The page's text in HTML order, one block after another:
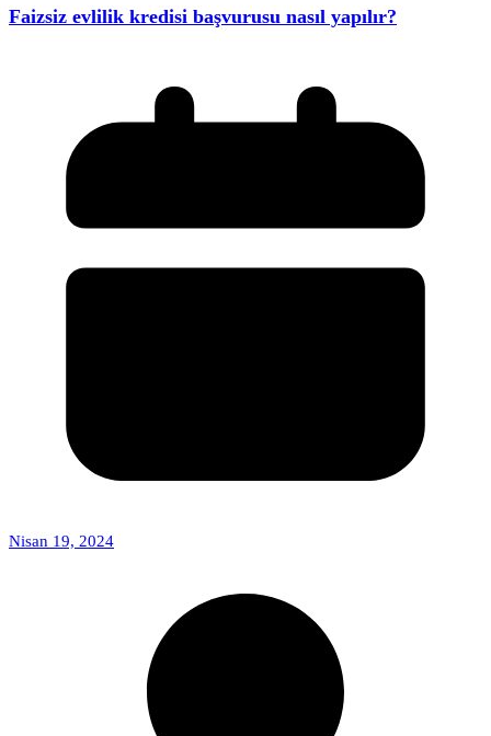
Faizsiz evlilik kredisi başvurusu nasıl yapılır?
Nisan 19, 2024